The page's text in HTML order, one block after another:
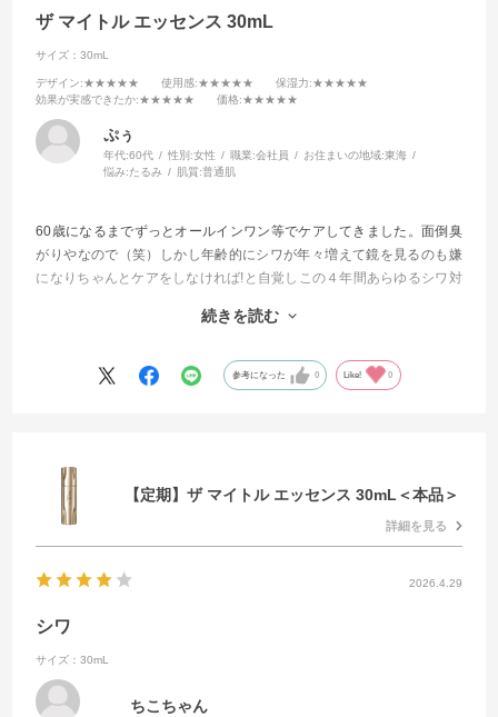
ザ マイトル エッセンス 30mL
サイズ：30mL
デザイン:★★★★★ 使用感:★★★★★ 保湿力:★★★★★
効果が実感できたか:★★★★★ 価格:★★★★★
ぷぅ
年代:60代 性別:女性 職業:会社員 お住まいの地域:東海
悩み:たるみ 肌質:普通肌
60歳になるまでずっとオールインワン等でケアしてきました。面倒臭
がりやなので（笑）しかし年齢的にシワが年々増えて鏡を見るのも嫌
になりちゃんとケアをしなければ!と自覚しこの４年間あらゆるシワ対
今回もそんな感じで試してみました。
もう他を試したりする事が無くなりました。
これからはずっと使い続けて行きます
続きを読む
参考になった 0 Like! 0
【定期】ザ マイトル エッセンス 30mL＜本品＞
詳細を見る
2026.4.29
シワ
サイズ：30mL
ちこちゃん